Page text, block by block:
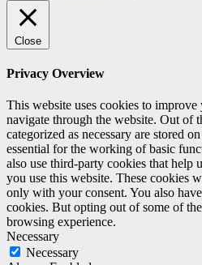
Close
Privacy Overview
This website uses cookies to
navigate through the website. Out of
categorized as necessary are stored
essential for the working of basic
also use third-party cookies that help
you use this website. These cookies
only with your consent. You also
cookies. But opting out of some of
browsing experience.
Necessary
Necessary